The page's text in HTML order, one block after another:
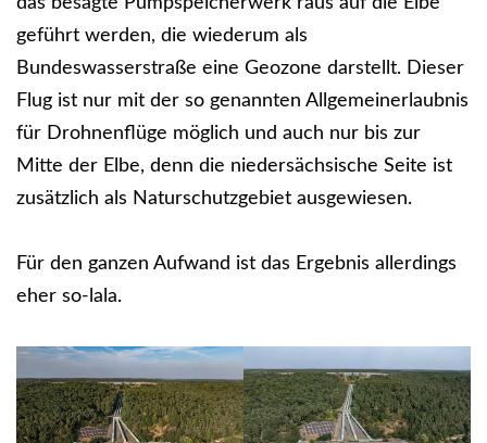
geführt werden, die wiederum als
Bundeswasserstraße eine Geozone darstellt. Dieser
Flug ist nur mit der so genannten Allgemeinerlaubnis
für Drohnenflüge möglich und auch nur bis zur
Mitte der Elbe, denn die niedersächsische Seite ist
zusätzlich als Naturschutzgebiet ausgewiesen.
Für den ganzen Aufwand ist das Ergebnis allerdings
eher so-lala.